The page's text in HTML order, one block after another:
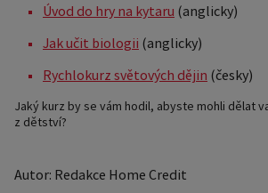
Úvod do hry na kytaru (anglicky)
Jak učit biologii (anglicky)
Rychlokurz světových dějin (česky)
Jaký kurz by se vám hodil, abyste mohli dělat
z dětství?
Autor: Redakce Home Credit